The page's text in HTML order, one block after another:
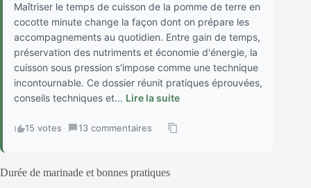
Maîtriser le temps de cuisson de la pomme de terre en
cocotte minute change la façon dont on prépare les
accompagnements au quotidien. Entre gain de temps,
préservation des nutriments et économie d'énergie, la
cuisson sous pression s'impose comme une technique
incontournable. Ce dossier réunit pratiques éprouvées,
conseils techniques et... Lire la suite
15 votes · 13 commentaires ·
Durée de marinade et bonnes pratiques